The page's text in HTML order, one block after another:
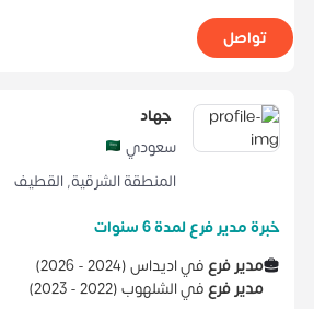
تواصل
جهاد
سعودي
المنطقة الشرقية, القطيف
خبرة مدير فرع لمدة 6 سنوات
مدير فرعفياديداس(
2024 -
2026
)
مدير فرعفيالشلهوب(
2022 -
2023
)